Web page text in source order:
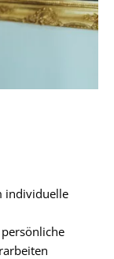
individuelle